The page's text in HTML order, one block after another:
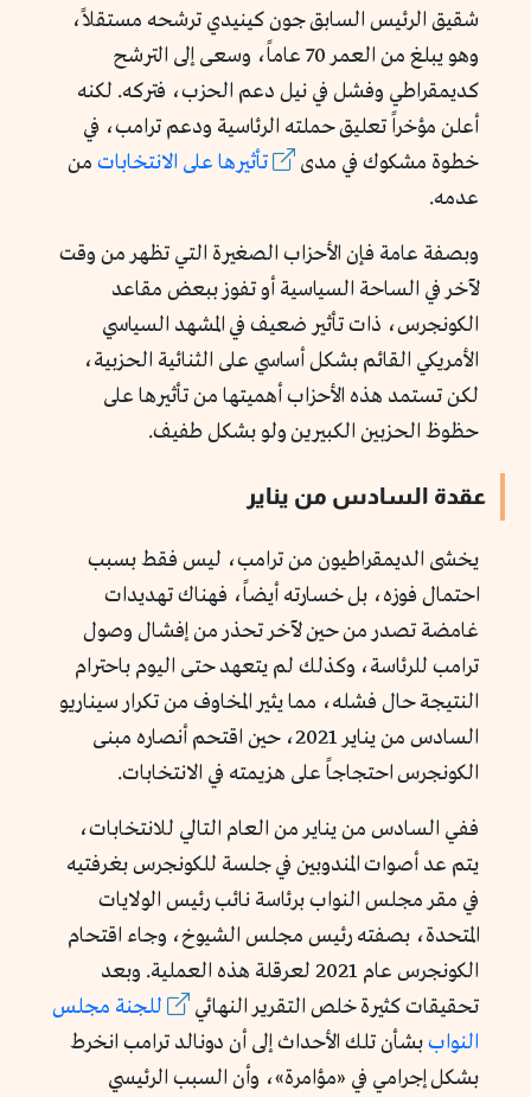
شقيق الرئيس السابق جون كينيدي ترشحه مستقلاً،
وهو يبلغ من العمر 70 عاماً، وسعى إلى الترشح
كديمقراطي وفشل في نيل دعم الحزب، فتركه. لكنه
أعلن مؤخراً تعليق حملته الرئاسية ودعم ترامب، في
خطوة مشكوك في مدى
تأثيرها على الانتخابات من
عدمه.
وبصفة عامة فإن الأحزاب الصغيرة التي تظهر من وقت
لآخر في الساحة السياسية أو تفوز ببعض مقاعد
الكونجرس، ذات تأثير ضعيف في المشهد السياسي
الأمريكي القائم بشكل أساسي على الثنائية الحزبية،
لكن تستمد هذه الأحزاب أهميتها من تأثيرها على
حظوظ الحزبين الكبيرين ولو بشكل طفيف.
عقدة السادس من يناير
يخشى الديمقراطيون من ترامب، ليس فقط بسبب
احتمال فوزه، بل خسارته أيضاً، فهناك تهديدات
غامضة تصدر من حين لآخر تحذر من إفشال وصول
ترامب للرئاسة، وكذلك لم يتعهد حتى اليوم باحترام
النتيجة حال فشله، مما يثير المخاوف من تكرار سيناريو
السادس من يناير 2021، حين اقتحم أنصاره مبنى
الكونجرس احتجاجاً على هزيمته في الانتخابات.
ففي السادس من يناير من العام التالي للانتخابات،
يتم عد أصوات المندوبين في جلسة للكونجرس بغرفتيه
في مقر مجلس النواب برئاسة نائب رئيس الولايات
المتحدة، بصفته رئيس مجلس الشيوخ، وجاء اقتحام
الكونجرس عام 2021 لعرقلة هذه العملية. وبعد
تحقيقات كثيرة خلص التقرير النهائي
للجنة مجلس
النواببشأن تلك الأحداث إلى أن دونالد ترامب انخرط
بشكل إجرامي في «مؤامرة»، وأن السبب الرئيسي